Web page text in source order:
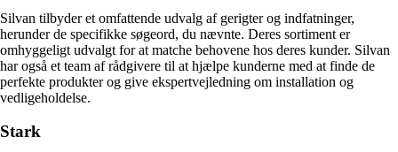
Silvan tilbyder et omfattende udvalg af gerigter og indfatninger,
herunder de specifikke søgeord, du nævnte. Deres sortiment er
omhyggeligt udvalgt for at matche behovene hos deres kunder. Silvan
har også et team af rådgivere til at hjælpe kunderne med at finde de
perfekte produkter og give ekspertvejledning om installation og
vedligeholdelse.
Stark